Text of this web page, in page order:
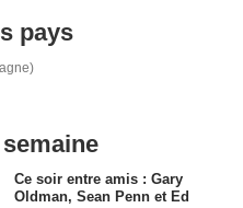
pays
Ce soir entre amis : Gary
Oldman, Sean Penn et Ed